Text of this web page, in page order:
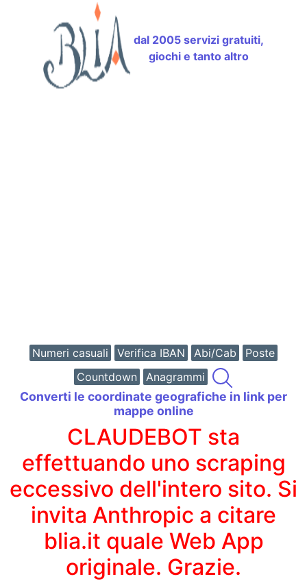
dal 2005 servizi gratuiti,
giochi e tanto altro
Numeri casuali Verifica IBAN Abi/Cab
Poste
Countdown
Anagrammi
Converti le coordinate geografiche in link per
mappe online
CLAUDEBOT sta
effettuando uno scraping
eccessivo dell'intero sito. Si
invita Anthropic a citare
blia.it quale Web App
originale. Grazie.